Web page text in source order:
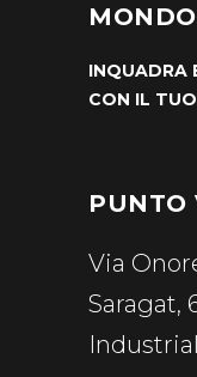
INQUADRA
CON IL
PUNTO
Via
Saragat,